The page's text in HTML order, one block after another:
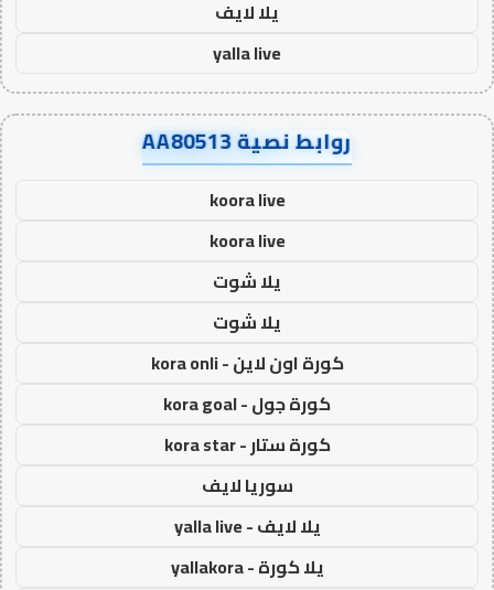
يلا لايف
yalla live
روابط نصية AA80513
koora live
koora live
يلا شوت
يلا شوت
كورة اون لاين - kora onli
كورة جول - kora goal
كورة ستار - kora star
سوريا لايف
يلا لايف - yalla live
يلا كورة - yallakora